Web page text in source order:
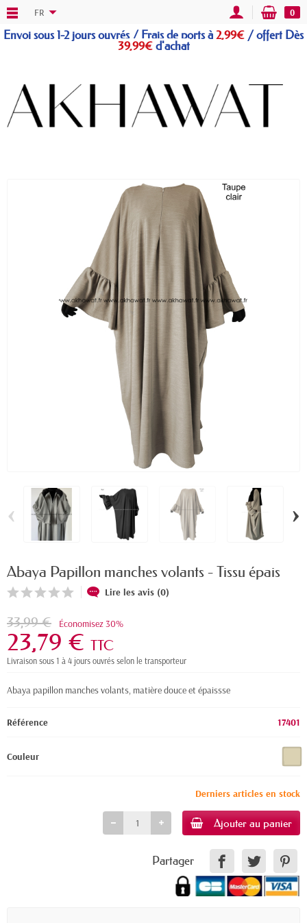
Envoi sous 1-2 jours ouvrés / Frais de ports à 2,99€ /offert Dès
39,99€d'achat
FR 0
‹ ›
Abaya Papillon manches volants - Tissu épais
Lire les avis (0)
33,99 € Économisez 30%
23,79 € TTC
Livraison sous 1 à 4 jours ouvrés selon le transporteur
Abaya papillon manches volants, matière douce et épaissse
Référence 17401
Couleur
Derniers articles en stock
Ajouter au panier
Partager